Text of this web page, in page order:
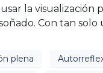
la
Con tan
plena